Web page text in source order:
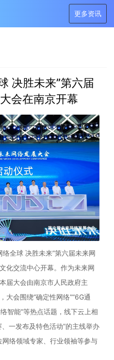
更多资讯
决胜未来”第六届
会在南京开幕
全球 决胜未来”第六届未来网
化交流中心开幕。作为未来网
届大会由南京市人民政府主
大会围绕“确定性网络”“6G通
络智能”等热点话题，线下云上相
一发布及特色活动”的主线举办
络领域专家、行业领袖等参与